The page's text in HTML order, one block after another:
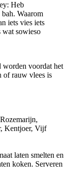
Heb
Waarom
iets vies iets
wat sowieso
worden voordat het
of rauw vlees is
Kentjoer, Vijf
laten smelten en
koken. Serveren